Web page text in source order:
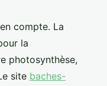
compte. La
la
photosynthèse,
site baches-